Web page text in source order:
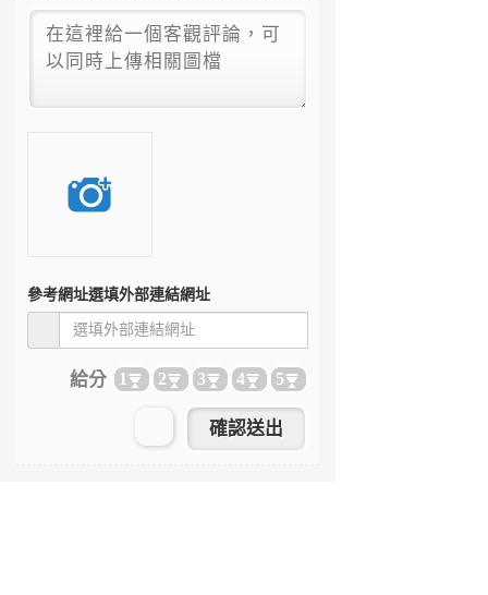
參考網址選填外部連結網址
給分 1 2 3 4 5